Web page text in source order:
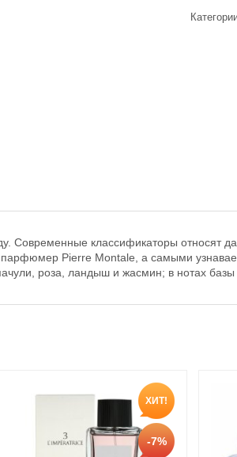
классификаторы относят
Pierre Montale, а самыми
роза, ландыш и жасмин; в нотах
ХИТ!
-7%